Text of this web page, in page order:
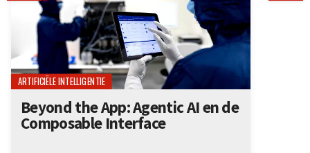
ARTIFICIËLE INTELLIGENTIE
Beyond the App: Agentic AI en de
Composable Interface